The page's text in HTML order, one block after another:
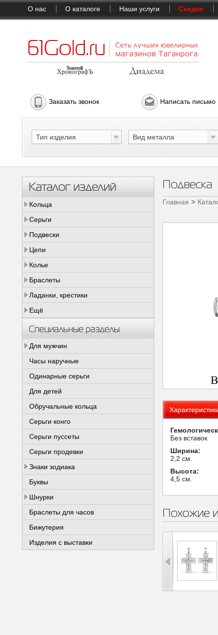
О нас О каталоге Наши услуги Скидки
Заказать звонок Написать письмо
Тип изделия Вид металла
Каталог изделий
Кольца
Серьги
Подвески
Цепи
Колье
Браслеты
Ладанки, крестики
Ещё
Специальные разделы
Для мужчин
Часы наручные
Одинарные серьги
Для детей
Обручальные кольца
Серьги конго
Серьги пуссеты
Серьги продевки
Знаки зодиака
Буквы
Шнурки
Браслеты для часов
Бижутерия
Изделия с выставки
Подвеска
Главная
Без вставок
Ширина:
2,2 см.
Высота:
4,5 см.
Похожие